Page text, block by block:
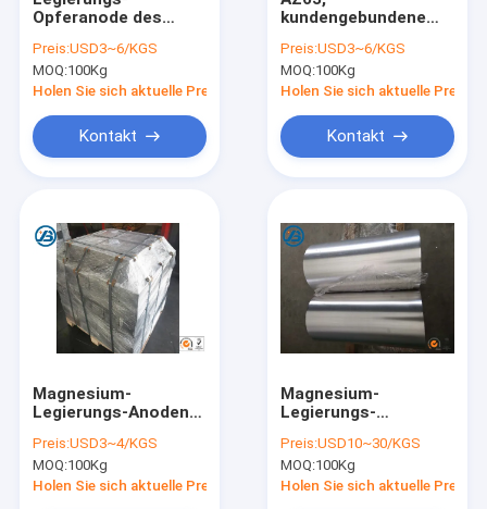
Produkte
Über uns
Fabrik-Ausflug
Nachrichten
Opferanode des
kathodischer
Schutz-Magnesium-
Anode
Preis:USD3~6/KGS
MOQ:100Kg
Holen Sie sich aktuelle Preis
Kontakt
kundengebundene
Opfermagnesium-
Legierungs-Anode
für Boot
Preis:USD3~6/KGS
MOQ:100Kg
Holen Sie sich aktuelle Preis
Kontakt
Magnesium-
Legierungs-Anoden
Athodic-Schutz,
AZ61, AZ80
Preis:USD3~4/KGS
MOQ:100Kg
Holen Sie sich aktuelle Preis
Magnesium-
Legierungs-
Qualität, große
Magnesium-
Legierung Rod,
Preis:USD10~30/KGS
MOQ:100Kg
Holen Sie sich aktuelle Preis